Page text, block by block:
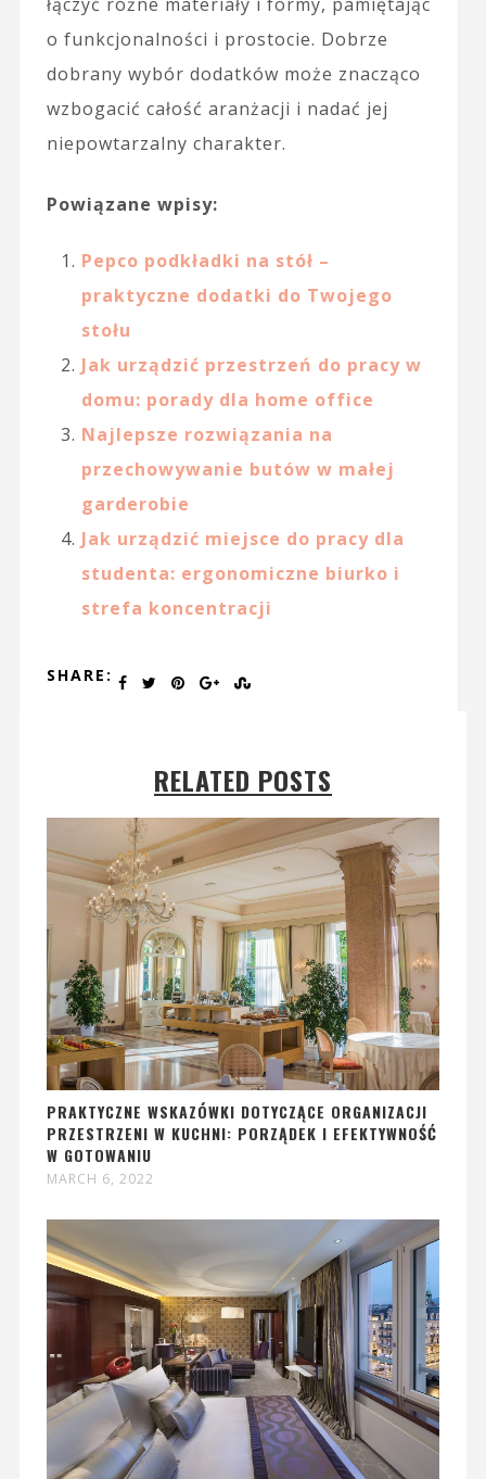
o funkcjonalności i prostocie. Dobrze
dobrany wybór dodatków może znacząco
wzbogacić całość aranżacji i nadać jej
niepowtarzalny charakter.
Powiązane wpisy:
Pepco podkładki na stół –
praktyczne dodatki do Twojego
stołu
Jak urządzić przestrzeń do pracy w
domu: porady dla home office
Najlepsze rozwiązania na
przechowywanie butów w małej
garderobie
Jak urządzić miejsce do pracy dla
studenta: ergonomiczne biurko i
strefa koncentracji
SHARE:
RELATED POSTS
PRAKTYCZNE WSKAZÓWKI DOTYCZĄCE ORGANIZACJI
PRZESTRZENI W KUCHNI: PORZĄDEK I EFEKTYWNOŚĆ
W GOTOWANIU
MARCH 6, 2022